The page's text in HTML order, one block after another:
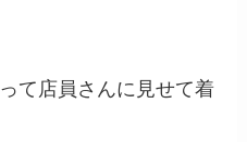
て店員さんに見せて着